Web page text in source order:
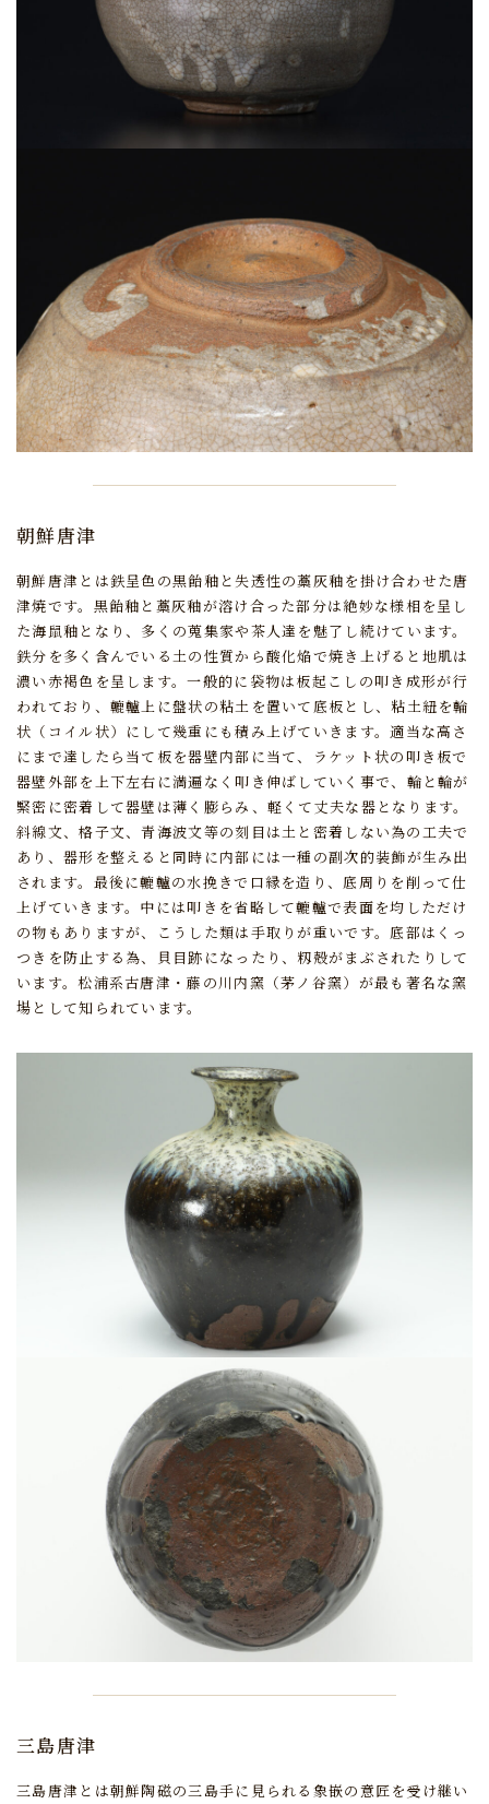
朝鮮唐津
朝鮮唐津とは鉄呈色の黒飴釉と失透性の藁灰釉を掛け合わせた唐
津焼です。 黒飴釉と藁灰釉が溶け合った部分は絶妙な様相を呈し
た海鼠釉となり、 多くの蒐集家や茶人達を魅了し続けています。
鉄分を多く含んでいる土の性質から酸化焔で焼き上げると地肌は
濃い赤褐色を呈します。一般的に袋物は板起こしの叩き成形が行
われており、轆轤上に盤状の粘土を置いて底板とし、粘土紐を輪
状（コイル状）にして幾重にも積み上げていきます。適当な高さ
にまで達したら当て板を器壁内部に当て、
ラケット状の叩き板で
器壁外部を上下左右に満遍なく叩き伸ばしていく事で、 輪と輪が
緊密に密着して器壁は薄く膨らみ、軽くて丈夫な器となります。
斜線文、格子文、青海波文等の刻目は土と密着しない為の工夫で
あり、 器形を整えると同時に内部には一種の副次的装飾が生み出
されます。 最後に轆轤の水挽きで口縁を造り、底周りを削って仕
上げていきます。 中には叩きを省略して轆轤で表面を均しただけ
の物もありますが、こうした類は手取りが重いです。 底部はくっ
つきを防止する為、貝目跡になったり、籾殻がまぶされたりして
います。松浦系古唐津・藤の川内窯（茅ノ谷窯）が最も著名な窯
場として知られています。
三島唐津
三島唐津とは朝鮮陶磁の三島手に見られる象嵌の意匠を受け継い